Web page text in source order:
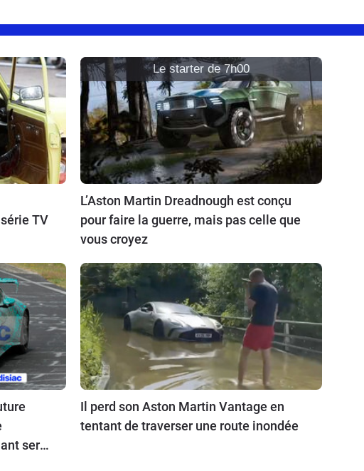
TV
Le starter de 7h00
L’Aston Martin Dreadnough est conçu
pour faire la guerre, mais pas celle que
vous croyez
sera
Il perd son Aston Martin Vantage en
tentant de traverser une route inondée